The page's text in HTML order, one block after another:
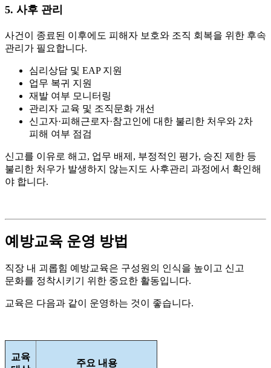
5. 사후 관리
사건이 종료된 이후에도 피해자 보호와 조직 회복을 위한 후속
관리가 필요합니다.
심리상담 및 EAP 지원
업무 복귀 지원
재발 여부 모니터링
관리자 교육 및 조직문화 개선
신고자·피해근로자·참고인에 대한 불리한 처우와 2차
피해 여부 점검
신고를 이유로 해고, 업무 배제, 부정적인 평가, 승진 제한 등
불리한 처우가 발생하지 않는지도 사후관리 과정에서 확인해
야 합니다.
예방교육 운영 방법
직장 내 괴롭힘 예방교육은 구성원의 인식을 높이고 신고
문화를 정착시키기 위한 중요한 활동입니다.
교육은 다음과 같이 운영하는 것이 좋습니다.
교육
주요 내용